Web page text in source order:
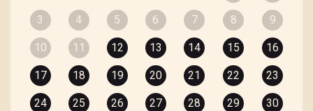
3 4 5 6 7 8 9
10 11 12 13 14 15 16
17 18 19 20 21 22 23
24 25 26 27 28 29 30